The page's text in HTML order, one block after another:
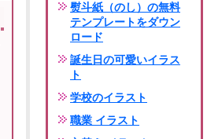
熨斗紙（のし）の無料
テンプレートをダウン
ロード
誕生日の可愛いイラス
ト
学校のイラスト
職業 イラスト